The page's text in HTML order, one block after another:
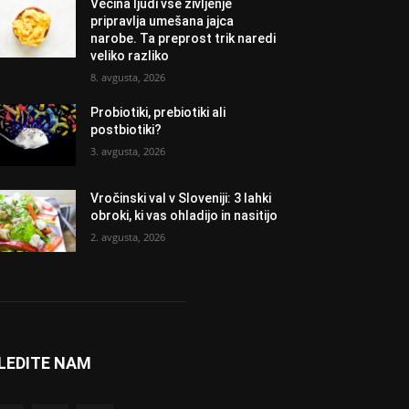
Večina ljudi vse življenje
pripravlja umešana jajca
narobe. Ta preprost trik naredi
veliko razliko
8. avgusta, 2026
Probiotiki, prebiotiki ali
postbiotiki?
3. avgusta, 2026
Vročinski val v Sloveniji: 3 lahki
obroki, ki vas ohladijo in nasitijo
2. avgusta, 2026
NAM